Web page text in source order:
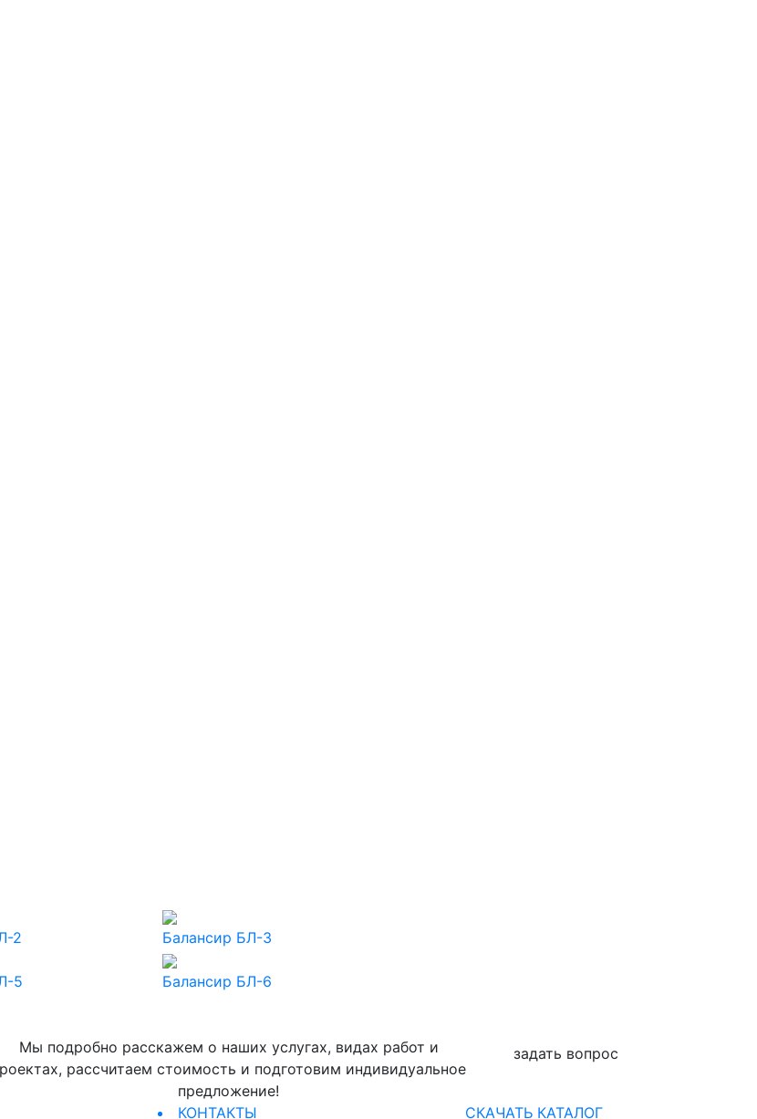
2 Балансир БЛ-3
5 Балансир БЛ-6
Мы подробно расскажем о наших услугах, видах работ и
рассчитаем стоимость и подготовим индивидуальное
предложение!
задать вопрос
КОНТАКТЫ СКАЧАТЬ КАТАЛОГ